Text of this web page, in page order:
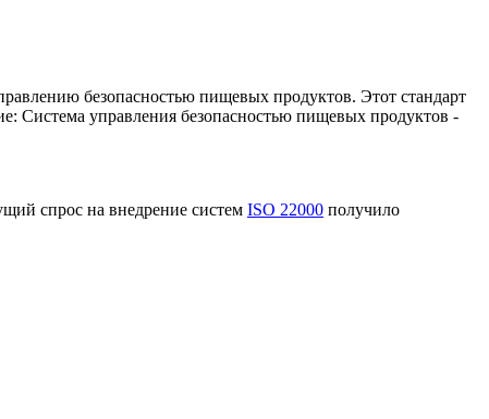
безопасностью пищевых продуктов. Этот стандарт
Система управления безопасностью пищевых продуктов -
спрос на внедрение систем ISO 22000 получило